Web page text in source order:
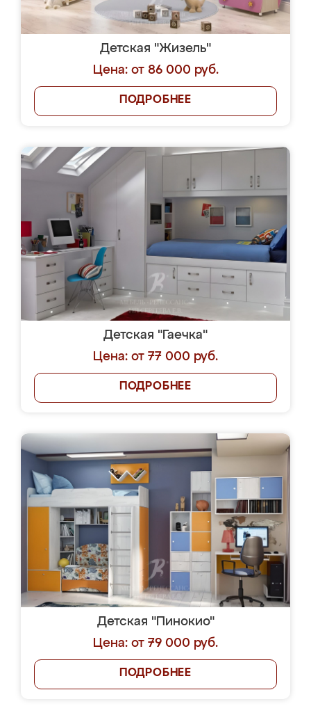
Детская "Жизель"
Цена: от 86 000 руб.
ПОДРОБНЕЕ
Детская "Гаечка"
Цена: от 77 000 руб.
ПОДРОБНЕЕ
Детская "Пинокио"
Цена: от 79 000 руб.
ПОДРОБНЕЕ